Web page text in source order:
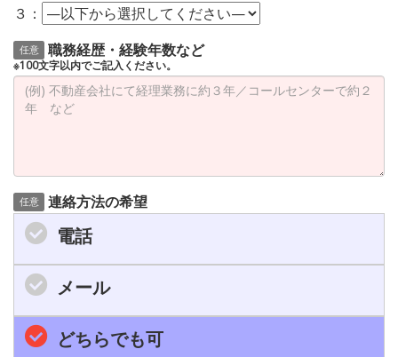
３：
任意 職務経歴・経験年数など
※100文字以内でご記入ください。
任意 連絡方法の希望
電話
メール
どちらでも可